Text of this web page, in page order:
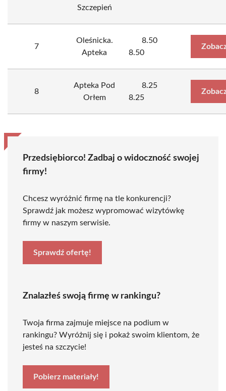
Szczepień
7
Oleśnicka.
Apteka
8.50
8.50
8
Apteka Pod
Orłem
8.25
8.25
Przedsiębiorco! Zadbaj o widoczność swojej
firmy!
Chcesz wyróżnić firmę na tle konkurencji?
Sprawdź jak możesz wypromować wizytówkę
firmy w naszym serwisie.
Sprawdź ofertę!
Znalazłeś swoją firmę w rankingu?
Twoja firma zajmuje miejsce na podium w
rankingu? Wyróżnij się i pokaż swoim klientom, że
jesteś na szczycie!
Pobierz materiały!